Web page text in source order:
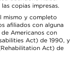
copias impresas.
mismo y completo
afiliados con alguna
Americanos con
Act) de 1990, y
Act) de